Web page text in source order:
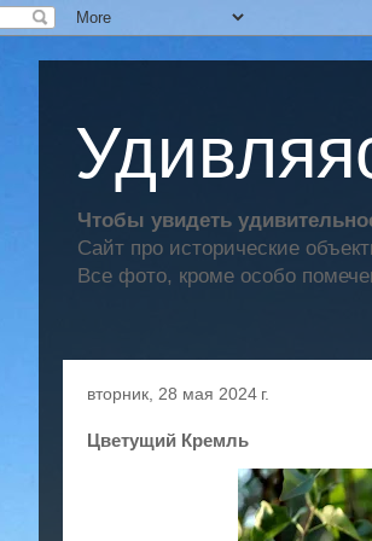
Чтобы увидеть
Сайт про исторические
Все фото, кроме особо
вторник, 28 мая 2024 г.
Цветущий Кремль